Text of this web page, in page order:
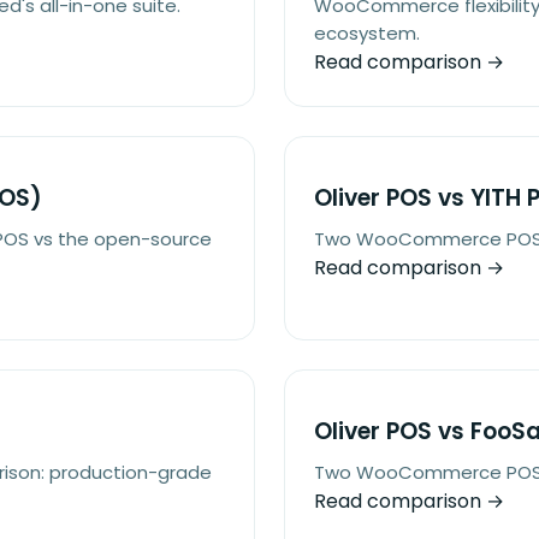
all-in-one suite.
WooCommerce
ecosystem.
Read comparison →
vs the open-source
Oliver POS vs YITH
Two WooCommerce
Read comparison →
production-grade
Oliver POS vs
Two WooCommerce
Read comparison →